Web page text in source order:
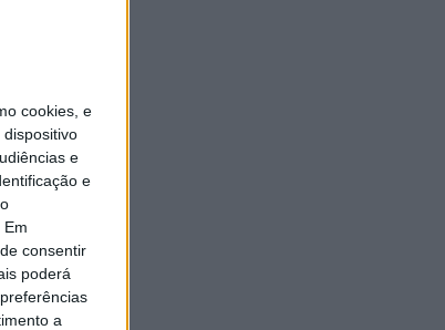
cookies, e
e
e
consentir
poderá
a